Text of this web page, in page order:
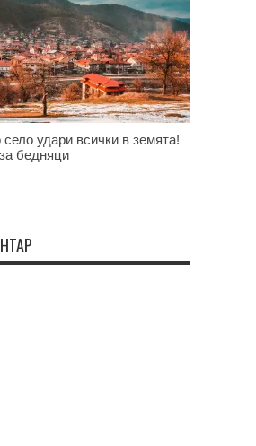
удари всички в земята!
бедняци